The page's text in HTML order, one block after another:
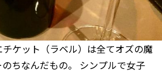
ケット（ラベル）は全てオズの魔
ちなんだもの。 シンプルで女子